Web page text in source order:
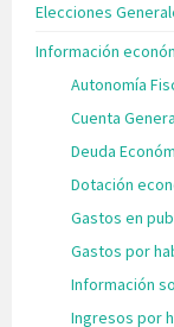
Elecciones
Información
Autonomía
Cuenta
Deuda
Dotación
Gastos en
Gastos por
Información
Ingresos por